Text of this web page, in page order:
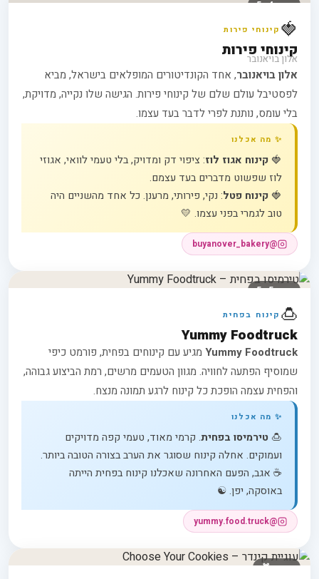
דוכן 4 · 5
🍓 קינוחי פירות
קינוחי פירות
אלון בויאנובר
אלון בויאנובר, אחד הקונדיטורים המופלאים בישראל, מביא
לפסטיבל עולם שלם של קינוחי פירות. הגישה שלו נקייה, מדויקת,
בלי עומס, נותנת לפרי לדבר בעד עצמו.
✨ מה אכלנו
🍓 קינוח אגוז לוז: ציפוי דק ומדויק, בלי טעמי לוואי, אגוזי
לוז שפשוט מדברים בעד עצמם.
🍓 קינוח פטל: נקי, פירותי, מרענן. כל אחד מהשניים היה
טוב לגמרי בפני עצמו. 💛
@buyanover_bakery
דוכן 5 · 5
🍮 קינוח בפחית
Yummy Foodtruck
Yummy Foodtruck מגיע עם קינוחים בפחית, פורמט כיפי
שמוסיף הפתעה לחוויה. מגוון הטעמים מרשים, רמת הביצוע גבוהה,
והפחית עצמה הופכת כל קינוח לרגע תמונה מנצח.
✨ מה אכלנו
🍮 טירמיסו בפחית. קרמי מאוד, טעמי קפה מדויקים
ועמוקים. אחלה קינוח שסוגר את הערב בצורה הטובה ביותר.
☕ אגב, הפעם האחרונה שאכלנו קינוח בפחית הייתה
באוסקה, יפן. ☯️
@yummy.food.truck
בונוס 🎁